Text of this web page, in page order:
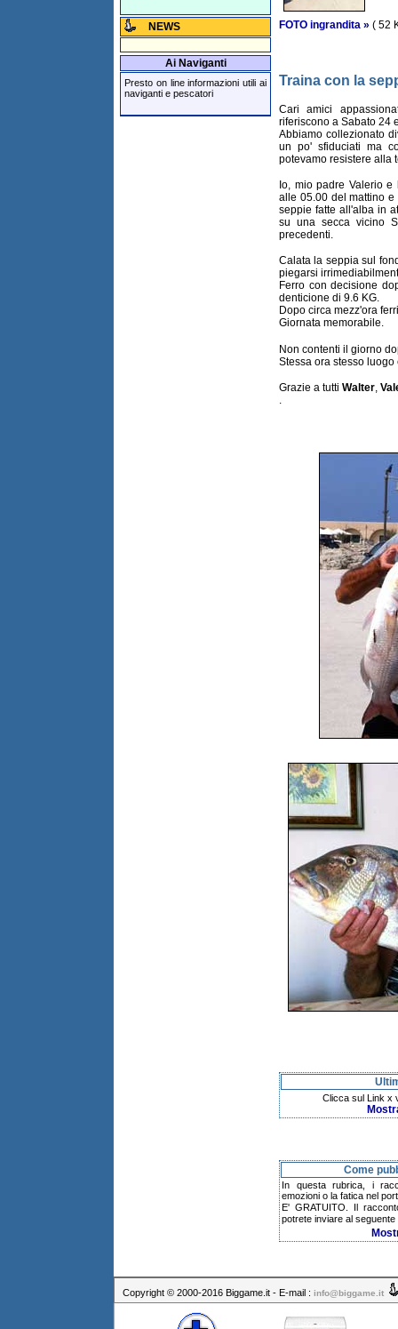
NEWS
Ai Naviganti
Presto on line informazioni utili ai
naviganti e pescatori
FOTO ingrandita » ( 52
Traina con la
Cari amici
riferiscono a Sabato 24
Abbiamo collezionato
un po' sfiduciati ma
potevamo resistere alla
Io, mio padre Valerio
alle 05.00 del mattino
seppie fatte all'alba in
su una secca vicino
precedenti.
Calata la seppia sul
piegarsi
Ferro con decisione
denticione di 9.6 KG.
Dopo circa mezz'ora
Giornata memorabile.
Non contenti il giorno
Stessa ora stesso
Grazie a tutti Walter,
.
Clicca sul Link x
Come
In questa rubrica, i
emozioni o la fatica nel
E' GRATUITO. Il
potrete inviare al
Copyright © 2000-2016 Biggame.it - E-mail : info@biggame.it